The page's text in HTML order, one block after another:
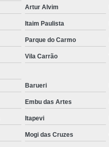
Artur Alvim
Itaim Paulista
Parque do Carmo
Vila Carrão
Barueri
Embu das Artes
Itapevi
Mogi das Cruzes